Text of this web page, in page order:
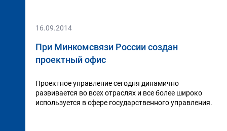
16.09.2014
При Минкомсвязи России создан
проектный офис
Проектное управление сегодня динамично
развивается во всех отраслях и все более широко
используется в сфере государственного управления.